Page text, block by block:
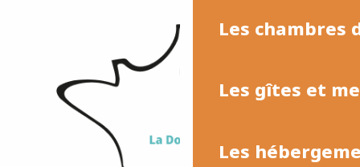
Les chambres
Les gîtes et
Les